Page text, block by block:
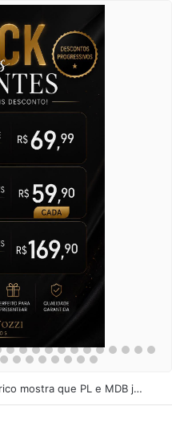
Aliança alvo de criticas, histórico mostra que PL e MDB já estiveram juntos em 5 das últimas 7 eleições em Mato Grosso